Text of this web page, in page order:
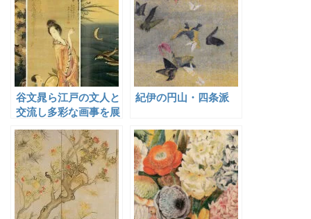
谷文晁ら江戸の文人と
交流し多彩な画事を展
開した小泉斐
紀伊の円山・四条派